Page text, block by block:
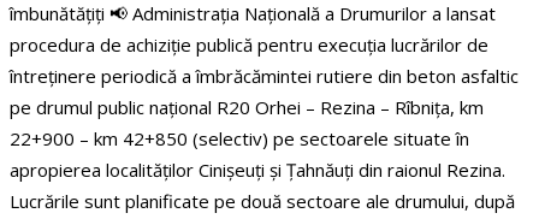
îmbunătățiți 📢 Administrația Națională a Drumurilor a lansat
procedura de achiziție publică pentru execuția lucrărilor de
întreținere periodică a îmbrăcămintei rutiere din beton asfaltic
pe drumul public național R20 Orhei – Rezina – Rîbnița, km
22+900 – km 42+850 (selectiv) pe sectoarele situate în
apropierea localităților Cinișeuți și Țahnăuți din raionul Rezina.
Lucrările sunt planificate pe două sectoare ale drumului, după